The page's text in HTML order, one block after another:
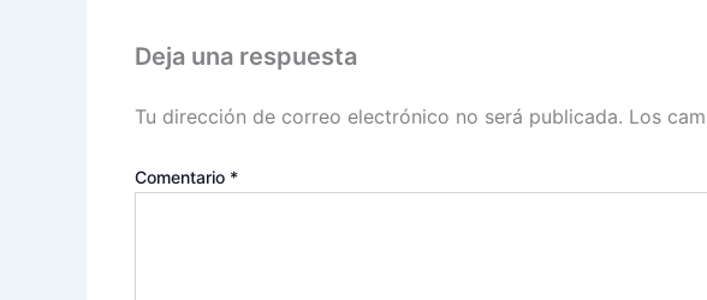
Deja una respuesta
Tu dirección de correo electrónico no será publicada. Los
Comentario *